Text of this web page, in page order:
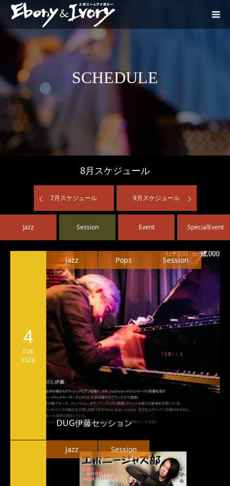
SCHEDULE
8月スケジュール
7月スケジュール 9月スケジュール
Jazz Session Event SpecialEvent
4
TUE
2026
DUG伊藤セッション
Jazz Pops Session
Jazz Session